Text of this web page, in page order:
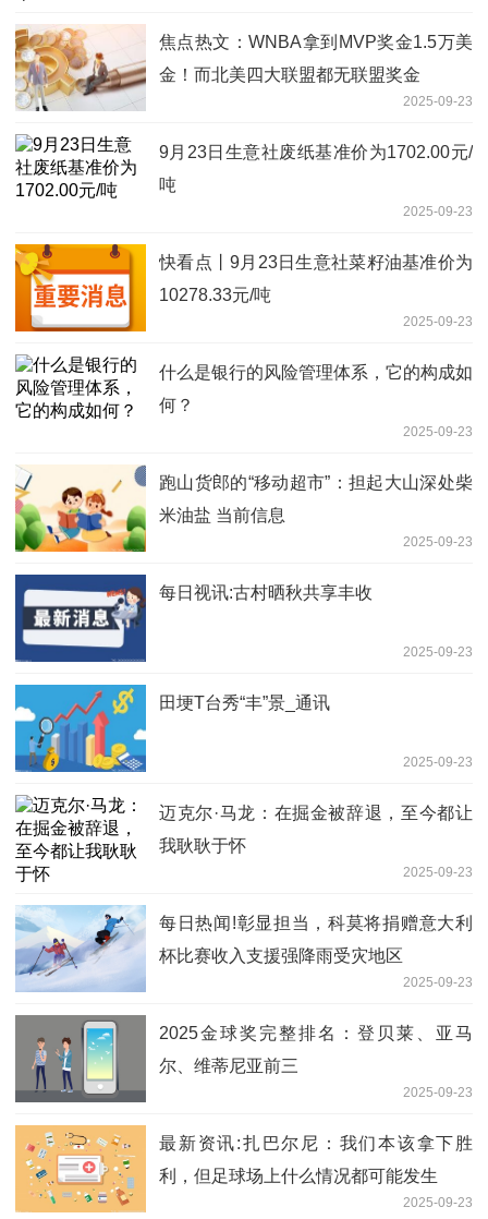
焦点热文：WNBA拿到MVP奖金1.5万美
金！而北美四大联盟都无联盟奖金
2025-09-23
9月23日生意社废纸基准价为1702.00元/
吨
2025-09-23
快看点丨9月23日生意社菜籽油基准价为
10278.33元/吨
2025-09-23
什么是银行的风险管理体系，它的构成如
何？
2025-09-23
跑山货郎的“移动超市”：担起大山深处柴
米油盐 当前信息
2025-09-23
每日视讯:古村晒秋共享丰收
2025-09-23
田埂T台秀“丰”景_通讯
2025-09-23
迈克尔·马龙：在掘金被辞退，至今都让
我耿耿于怀
2025-09-23
每日热闻!彰显担当，科莫将捐赠意大利
杯比赛收入支援强降雨受灾地区
2025-09-23
2025金球奖完整排名：登贝莱、亚马
尔、维蒂尼亚前三
2025-09-23
最新资讯:扎巴尔尼：我们本该拿下胜
利，但足球场上什么情况都可能发生
2025-09-23